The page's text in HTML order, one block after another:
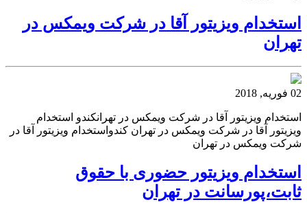
استخدام ویزیتور آقا در شرکت ویمکس در
تهران
02 فوریه, 2018
استخدام ویزیتور آقا در شرکت ویمکس در تهرانکندو استخدام
ویزیتور آقا در شرکت ویمکس در تهران کندواستخدام ویزیتور آقا در
شرکت ویمکس در تهران
استخدام ویزیتور حضوری با حقوق
ثابت،پورسانت در تهران